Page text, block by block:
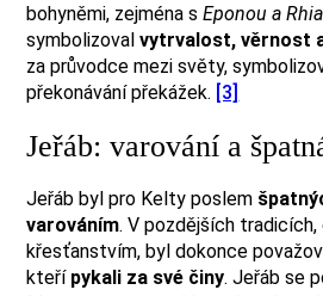
bohyněmi, zejména sEponou a
symbolizovalvytrvalost, věrnost
za průvodce mezi světy,
překonávání překážek. [3]
Jeřáb: varování a
Jeřáb byl pro Kelty poslem
varováním. V pozdějších tradicích,
křesťanstvím, byl dokonce
kteří pykali za své činy. Jeřáb se